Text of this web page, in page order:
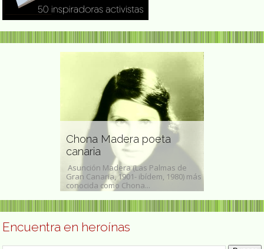
Chona Madera poeta
canaria
Asunción Madera (Las Palmas de
Gran Canaria, 1901- ibídem, 1980) más
conocida como Chona...
Encuentra en heroínas